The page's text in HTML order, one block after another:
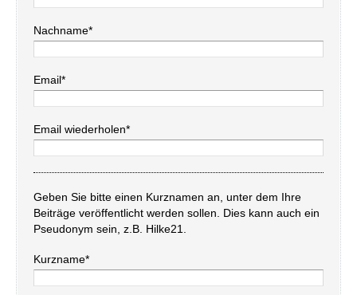
Nachname*
Email*
Email wiederholen*
Geben Sie bitte einen Kurznamen an, unter dem Ihre
Beiträge veröffentlicht werden sollen. Dies kann auch ein
Pseudonym sein, z.B. Hilke21.
Kurzname*